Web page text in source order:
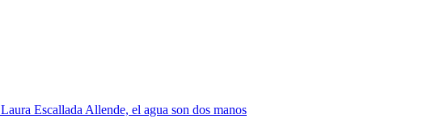
Laura Escallada Allende, el agua son dos manos